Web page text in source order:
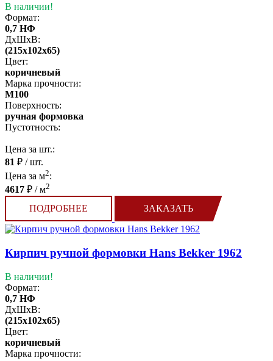
В наличии!
Формат:
0,7 НФ
ДхШхВ:
(215x102x65)
Цвет:
коричневый
Марка прочности:
М100
Поверхность:
ручная формовка
Пустотность:
Цена за шт.:
81 ₽ / шт.
Цена за м2:
4617 ₽ / м2
ПОДРОБНЕЕ ЗАКАЗАТЬ
Кирпич ручной формовки Hans Bekker 1962
В наличии!
Формат:
0,7 НФ
ДхШхВ:
(215x102x65)
Цвет:
коричневый
Марка прочности: